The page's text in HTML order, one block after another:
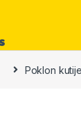
Poklon kutije